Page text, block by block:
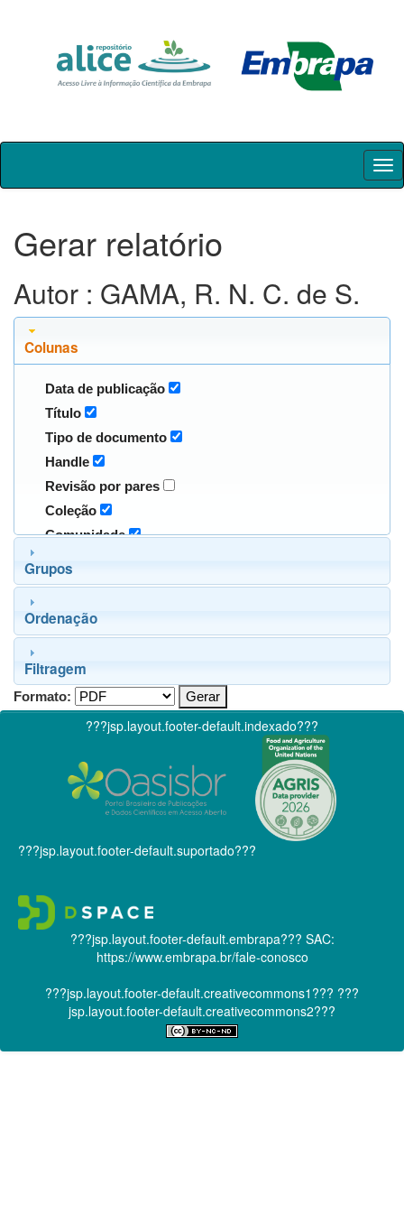
Skip
Gerar relatório
Autor : GAMA, R. N. C. de S.
Colunas
Data de publicação
Título
Tipo de documento
Handle
Revisão por pares
Coleção
Comunidade
Grupos
Ordenação
Filtragem
Formato:
???jsp.layout.footer-default.indexado???
???jsp.layout.footer-default.suportado???
???jsp.layout.footer-default.embrapa??? SAC:
https://www.embrapa.br/fale-conosco
???jsp.layout.footer-default.creativecommons1??? ???
jsp.layout.footer-default.creativecommons2???